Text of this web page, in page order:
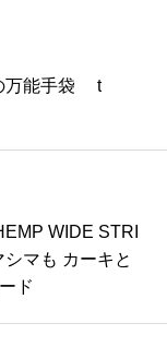
万能手袋 t
WIDE STRI
マも カーキと
ド